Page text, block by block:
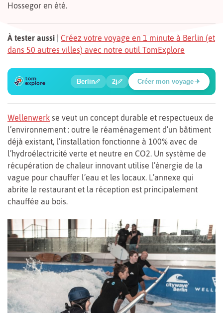
Hossegor en été.
À tester aussi
Créez votre voyage en 1 minute à Berlin (et
dans 50 autres villes) avec notre outil TomExplore
🔍
🔍
🔍
🍲
🔍
🔍
Place Potsdamer
Berlin 2j Créer mon voyage
Wellenwerk se veut un concept durable et respectueux de
l’environnement : outre le réaménagement d’un bâtiment
déjà existant, l’installation fonctionne à 100% avec de
l’hydroélectricité verte et neutre en CO2. Un système de
récupération de chaleur innovant utilise l’énergie de la
vague pour chauffer l’eau et les locaux. L’annexe qui
abrite le restaurant et la réception est principalement
chauffée au bois.